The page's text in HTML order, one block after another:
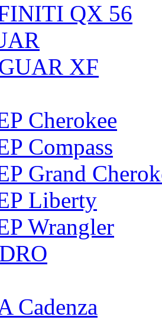
QX 56
XF
Cherokee
Compass
Grand
Liberty
Wrangler
Cadenza